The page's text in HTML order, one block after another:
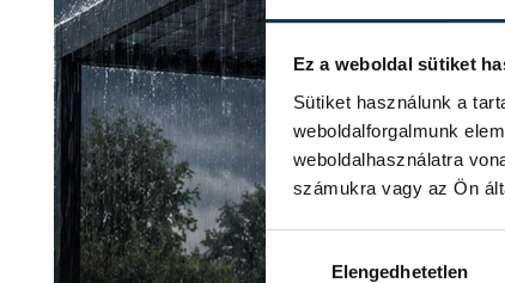
Ez a weboldal sütiket
Sütiket használunk a
weboldalforgalmunk
weboldalhasználatra
számukra vagy az Ön
Hozzájárulás kiválasztása
Elengedhetetlen